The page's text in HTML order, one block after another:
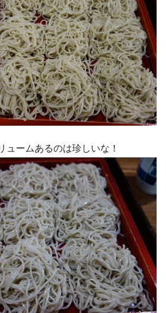
ュームあるのは珍しいな！